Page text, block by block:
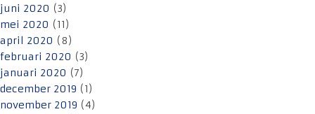
juni 2020 (3)
mei 2020 (11)
april 2020 (8)
februari 2020 (3)
januari 2020 (7)
december 2019 (1)
november 2019 (4)